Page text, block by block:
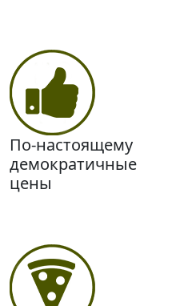
По-настоящему
демократичные
цены